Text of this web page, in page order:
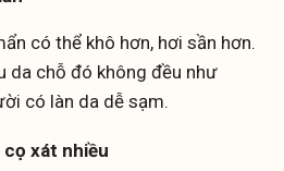
có thể khô hơn, hơi sần hơn.
da chỗ đó không đều như
có làn da dễ sạm.
cọ xát nhiều